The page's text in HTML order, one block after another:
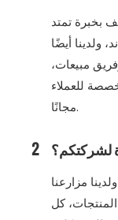
تضم أكثر من 200 موظف بخبرة تمتد
ولدينا أيضًا
مبيعات،
للعملاء
مجانًا.
2 لشركتكم؟
مزارعنا
كل